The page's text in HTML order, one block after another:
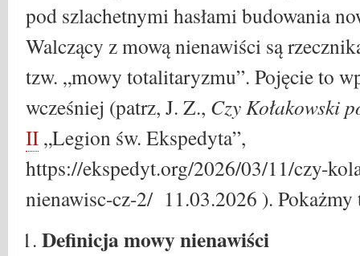
pod szlachetnymi hasłami budowania
Walczący z mową nienawiści są
tzw. „mowy totalitaryzmu”. Pojęcie to
wcześniej (patrz, J. Z., Czy Kołakowski
II „Legion św. Ekspedyta”,
https://ekspedyt.org/2026/03/11/czy-
nienawisc-cz-2/ 11.03.2026 ). Pokażmy
Definicja mowy nienawiści